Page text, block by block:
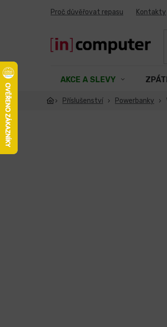
Proč důvěřovat repasu Kontakty
AKCE A SLEVY
Příslušenství Powerbanky